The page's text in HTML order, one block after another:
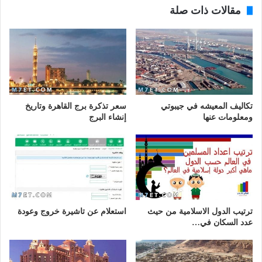
مقالات ذات صلة
تكاليف المعيشه في جيبوتي
ومعلومات عنها
سعر تذكرة برج القاهرة وتاريخ
إنشاء البرج
ترتيب الدول الاسلامية من حيث
عدد السكان في…
استعلام عن تاشيرة خروج وعودة